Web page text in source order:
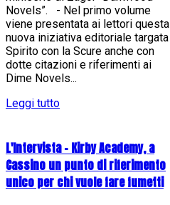
Novels”. - Nel primo volume
viene presentata ai lettori questa
nuova iniziativa editoriale targata
Spirito con la Scure anche con
dotte citazioni e riferimenti ai
Dime Novels...
Leggi tutto
L'Intervista - Kirby Academy, a
Cassino un punto di riferimento
unico per chi vuole fare fumetti